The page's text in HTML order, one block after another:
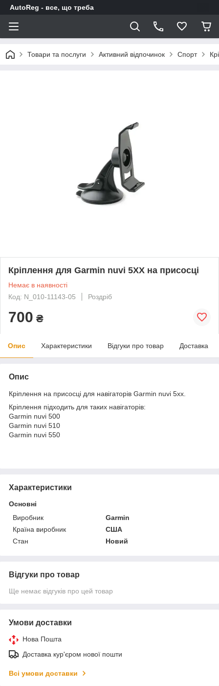
AutoReg - все, що треба
Товари та послуги Активний відпочинок Спорт
Кріплення для Garmin nuvi 5XX на присосці
Немає в наявності
Код: N_010-11143-05
Роздріб
700 ₴
Опис Характеристики Відгуки про товар Доставка
Опис
Кріплення на присосці для навігаторів Garmin nuvi 5xx.
Кріплення підходить для таких навігаторів:
Garmin nuvi 500
Garmin nuvi 510
Garmin nuvi 550
Характеристики
Основні
Виробник
Garmin
Країна виробник
США
Стан
Новий
Відгуки про товар
Ще немає відгуків про цей товар
Умови доставки
Нова Пошта
Доставка кур'єром нової пошти
Всі умови доставки